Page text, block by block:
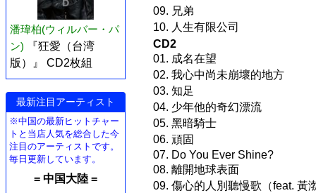
潘瑋柏(ウィルバー・パ
ン)
『狂愛（台湾
版）』 CD2枚組
最新注目アーティスト
※中国の最新ヒットチャー
トと当店人気を総合した今
注目のアーティストです。
毎日更新しています。
= 中国大陸 =
09. 兄弟
10. 人生有限公司
CD2
01. 成名在望
02. 我心中尚未崩壞的地方
03. 知足
04. 少年他的奇幻漂流
05. 黑暗騎士
06. 頑固
07. Do You Ever Shine?
08. 離開地球表面
09. 傷心的人別聽慢歌（feat. 黃